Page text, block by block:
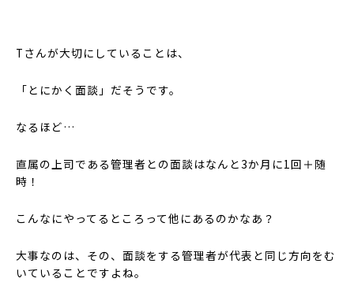
Tさんが大切にしていることは、
「とにかく面談」だそうです。
なるほど…
直属の上司である管理者との面談はなんと3か月に1回＋随
時！
こんなにやってるところって他にあるのかなあ？
大事なのは、その、面談をする管理者が代表と同じ方向をむ
いていることですよね。